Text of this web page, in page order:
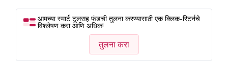
आमच्या स्मार्ट टूलसह फंडची तुलना करण्यासाठी एक क्लिक-रिटर्नचे
विश्लेषण करा आणि अधिक!
तुलना करा